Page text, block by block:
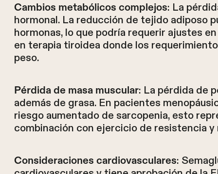
Cambios metabólicos complejos: La
hormonal. La reducción de tejido adiposo
hormonas, lo que podría requerir ajustes
en terapia tiroidea donde los
peso.
Pérdida de masa muscular: La pérdida de
además de grasa. En pacientes
riesgo aumentado de sarcopenia, esto
combinación con ejercicio de resistencia
Consideraciones cardiovasculares: